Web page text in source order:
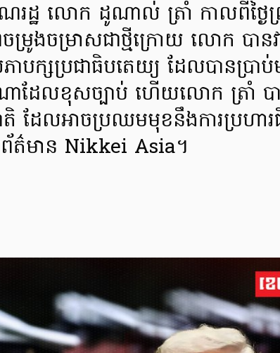
ណរដ្ឋ លោក ដូណាល់ ត្រាំ កាលពីថ្ង
ចម្រូងចម្រាសជាថ្មីក្រោយ លោក បាន
ក្សប្រជាធិបតេយ្យ ដែលបានប្រាប់
ណាដែលខុសច្បាប់ ហើយលោក ត្រាំ
ដែលអាចប្រឈមមុខនឹងការប្រហារ
ព័ត៌មាន Nikkei Asia។